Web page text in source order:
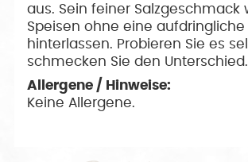
aus. Sein feiner Salzgeschmack
Speisen ohne eine aufdringliche
hinterlassen. Probieren Sie es
schmecken Sie den Unterschied.
Allergene / Hinweise:
Keine Allergene.